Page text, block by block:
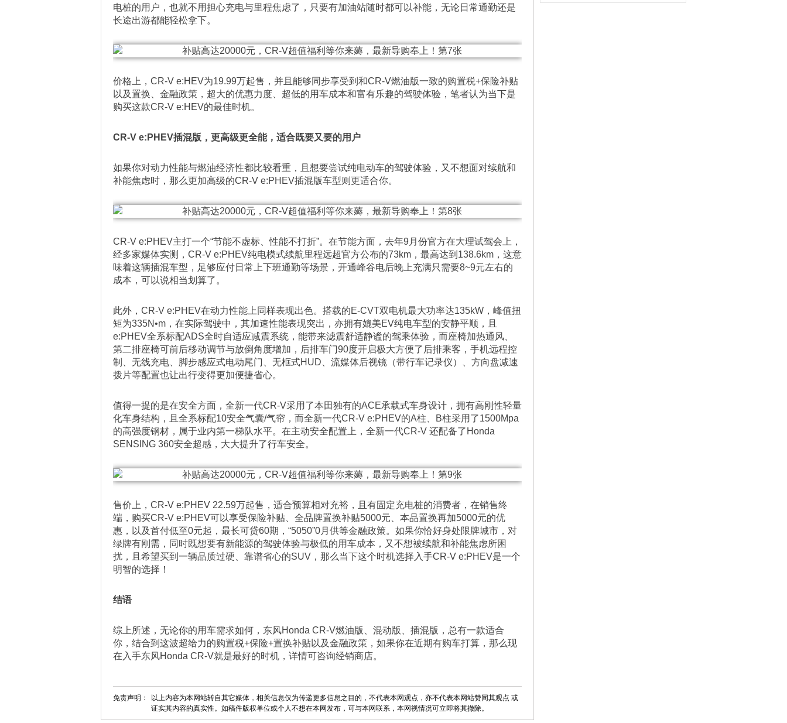
电桩的用户，也就不用担心充电与里程焦虑了，只要有加油站随时都可以补能，无论日常通勤还是
长途出游都能轻松拿下。
价格上，CR-V e:HEV为19.99万起售，并且能够同步享受到和CR-V燃油版一致的购置税+保险补贴
以及置换、金融政策，超大的优惠力度、超低的用车成本和富有乐趣的驾驶体验，笔者认为当下是
购买这款CR-V e:HEV的最佳时机。
CR-V e:PHEV插混版，更高级更全能，适合既要又要的用户
如果你对动力性能与燃油经济性都比较看重，且想要尝试纯电动车的驾驶体验，又不想面对续航和
补能焦虑时，那么更加高级的CR-V e:PHEV插混版车型则更适合你。
CR-V e:PHEV主打一个“节能不虚标、性能不打折”。在节能方面，去年9月份官方在大理试驾会上，
经多家媒体实测，CR-V e:PHEV纯电模式续航里程远超官方公布的73km，最高达到138.6km，这意
味着这辆插混车型，足够应付日常上下班通勤等场景，开通峰谷电后晚上充满只需要8~9元左右的
成本，可以说相当划算了。
此外，CR-V e:PHEV在动力性能上同样表现出色。搭载的E-CVT双电机最大功率达135kW，峰值扭
矩为335N•m，在实际驾驶中，其加速性能表现突出，亦拥有媲美EV纯电车型的安静平顺，且
e:PHEV全系标配ADS全时自适应减震系统，能带来滤震舒适静谧的驾乘体验，而座椅加热通风、
第二排座椅可前后移动调节与放倒角度增加，后排车门90度开启极大方便了后排乘客，手机远程控
制、无线充电、脚步感应式电动尾门、无框式HUD、流媒体后视镜（带行车记录仪）、方向盘减速
拨片等配置也让出行变得更加便捷省心。
值得一提的是在安全方面，全新一代CR-V采用了本田独有的ACE承载式车身设计，拥有高刚性轻量
化车身结构，且全系标配10安全气囊/气帘，而全新一代CR-V e:PHEV的A柱、B柱采用了1500Mpa
的高强度钢材，属于业内第一梯队水平。在主动安全配置上，全新一代CR-V 还配备了Honda
SENSING 360安全超感，大大提升了行车安全。
售价上，CR-V e:PHEV 22.59万起售，适合预算相对充裕，且有固定充电桩的消费者，在销售终
端，购买CR-V e:PHEV可以享受保险补贴、全品牌置换补贴5000元、本品置换再加5000元的优
惠，以及首付低至0元起，最长可贷60期，“5050”0月供等金融政策。如果你恰好身处限牌城市，对
绿牌有刚需，同时既想要有新能源的驾驶体验与极低的用车成本，又不想被续航和补能焦虑所困
扰，且希望买到一辆品质过硬、靠谱省心的SUV，那么当下这个时机选择入手CR-V e:PHEV是一个
明智的选择！
结语
综上所述，无论你的用车需求如何，东风Honda CR-V燃油版、混动版、插混版，总有一款适合
你，结合到这波超给力的购置税+保险+置换补贴以及金融政策，如果你在近期有购车打算，那么现
在入手东风Honda CR-V就是最好的时机，详情可咨询经销商店。
免责声明：
以上内容为本网站转自其它媒体，相关信息仅为传递更多信息之目的，不代表本网观点，亦不代表本网站赞同其观点 或
证实其内容的真实性。如稿件版权单位或个人不想在本网发布，可与本网联系，本网视情况可立即将其撤除。